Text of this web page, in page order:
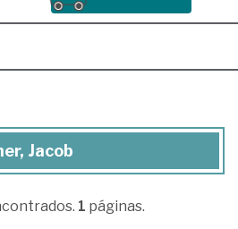
Jacob
1 páginas.